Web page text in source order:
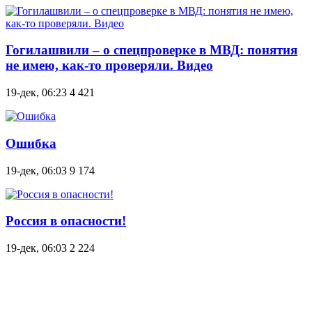
Гогилашвили – о спецпроверке в МВД: понятия
не имею, как-то проверяли. Видео
19-дек, 06:23 4 421
Ошибка
19-дек, 06:03 9 174
Россия в опасности!
19-дек, 06:03 2 224